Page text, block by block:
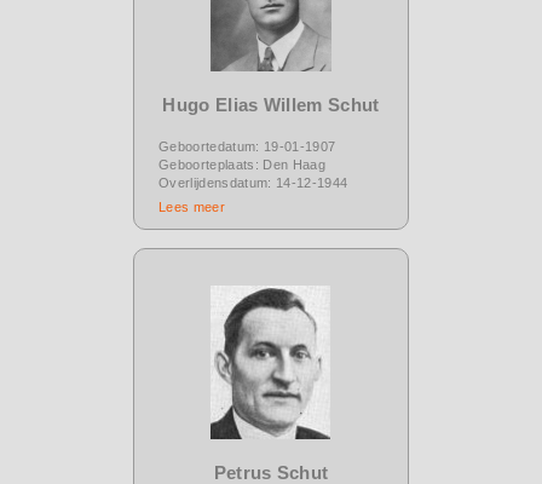
Hugo Elias Willem Schut
Geboortedatum: 19-01-1907
Geboorteplaats: Den Haag
Overlijdensdatum: 14-12-1944
Lees meer
Petrus Schut